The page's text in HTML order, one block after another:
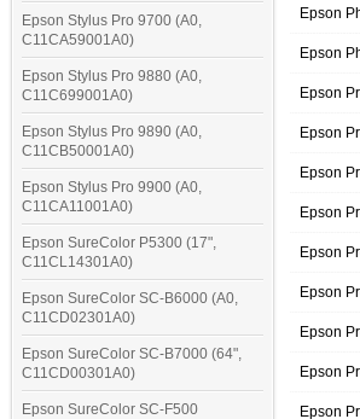
Epson Stylus Pro 9700 (A0,
C11CA59001A0)
Epson Stylus Pro 9880 (A0,
C11C699001A0)
Epson Stylus Pro 9890 (A0,
C11CB50001A0)
Epson Stylus Pro 9900 (A0,
C11CA11001A0)
Epson SureColor P5300 (17",
C11CL14301A0)
Epson SureColor SC-B6000 (A0,
C11CD02301A0)
Epson SureColor SC-B7000 (64",
C11CD00301A0)
Epson SureColor SC-F500
Epson
Epson
Epson
Epson
Epson
Epson
Epson
Epson
Epson
Epson
Epson